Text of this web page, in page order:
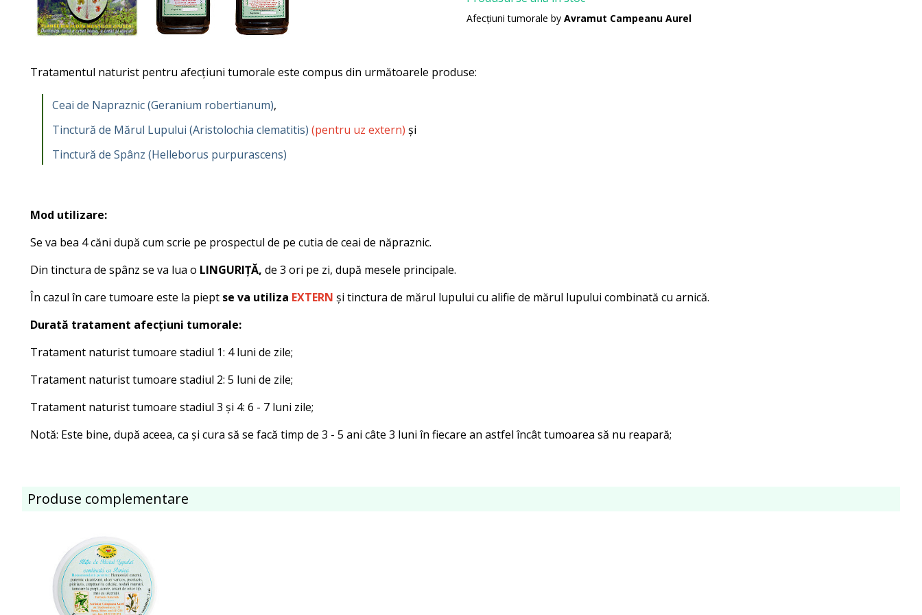
Afecțiuni tumorale by Avramut Campeanu Aurel
Tratamentul naturist pentru afecțiuni tumorale este compus din următoarele produse:
Ceai de Napraznic (Geranium robertianum),
Tinctură de Mărul Lupului (Aristolochia clematitis) (pentru uz extern) și
Tinctură de Spânz (Helleborus purpurascens)
Mod utilizare:
Se va bea 4 căni după cum scrie pe prospectul de pe cutia de ceai de năpraznic.
Din tinctura de spânz se va lua o LINGURIȚĂ, de 3 ori pe zi, după mesele principale.
În cazul în care tumoare este la piept se va utiliza EXTERN și tinctura de mărul lupului cu alifie de mărul lupului combinată cu arnică.
Durată tratament afecțiuni tumorale:
Tratament naturist tumoare stadiul 1: 4 luni de zile;
Tratament naturist tumoare stadiul 2: 5 luni de zile;
Tratament naturist tumoare stadiul 3 și 4: 6 - 7 luni zile;
Notă: Este bine, după aceea, ca și cura să se facă timp de 3 - 5 ani câte 3 luni în fiecare an astfel încât tumoarea să nu reapară;
Produse complementare